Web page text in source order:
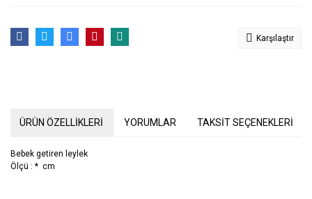
Karşılaştır
ÜRÜN ÖZELLİKLERİ YORUMLAR TAKSİT SEÇENEKLERİ
Bebek getiren leylek
Ölçü : * cm